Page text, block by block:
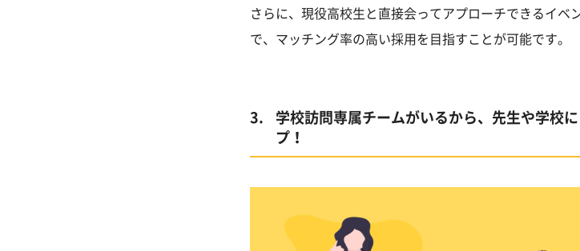
さらに、現役高校生と直接会ってアプローチできるイベ
で、マッチング率の高い採用を目指すことが可能です。
学校訪問専属チームがいるから、先生や学校
プ！